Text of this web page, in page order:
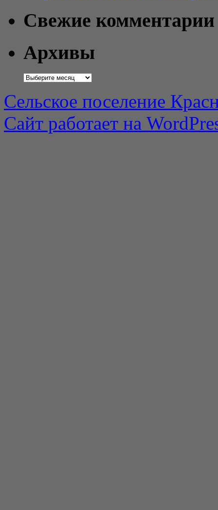
Свежие комментарии
Архивы
Архивы
Сельское поселение
Сайт работает на